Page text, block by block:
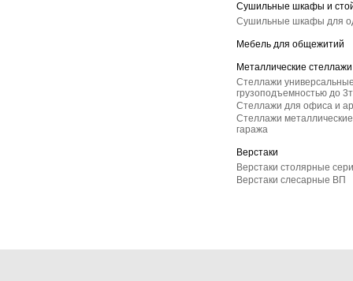
Сушильные шкафы и
Сушильные шкафы для
Мебель для общежитий
Металлические стеллажи
Стеллажи
грузоподъемностью до
Стеллажи для офиса и
Стеллажи
гаража
Верстаки
Верстаки столярные
Верстаки слесарные ВП